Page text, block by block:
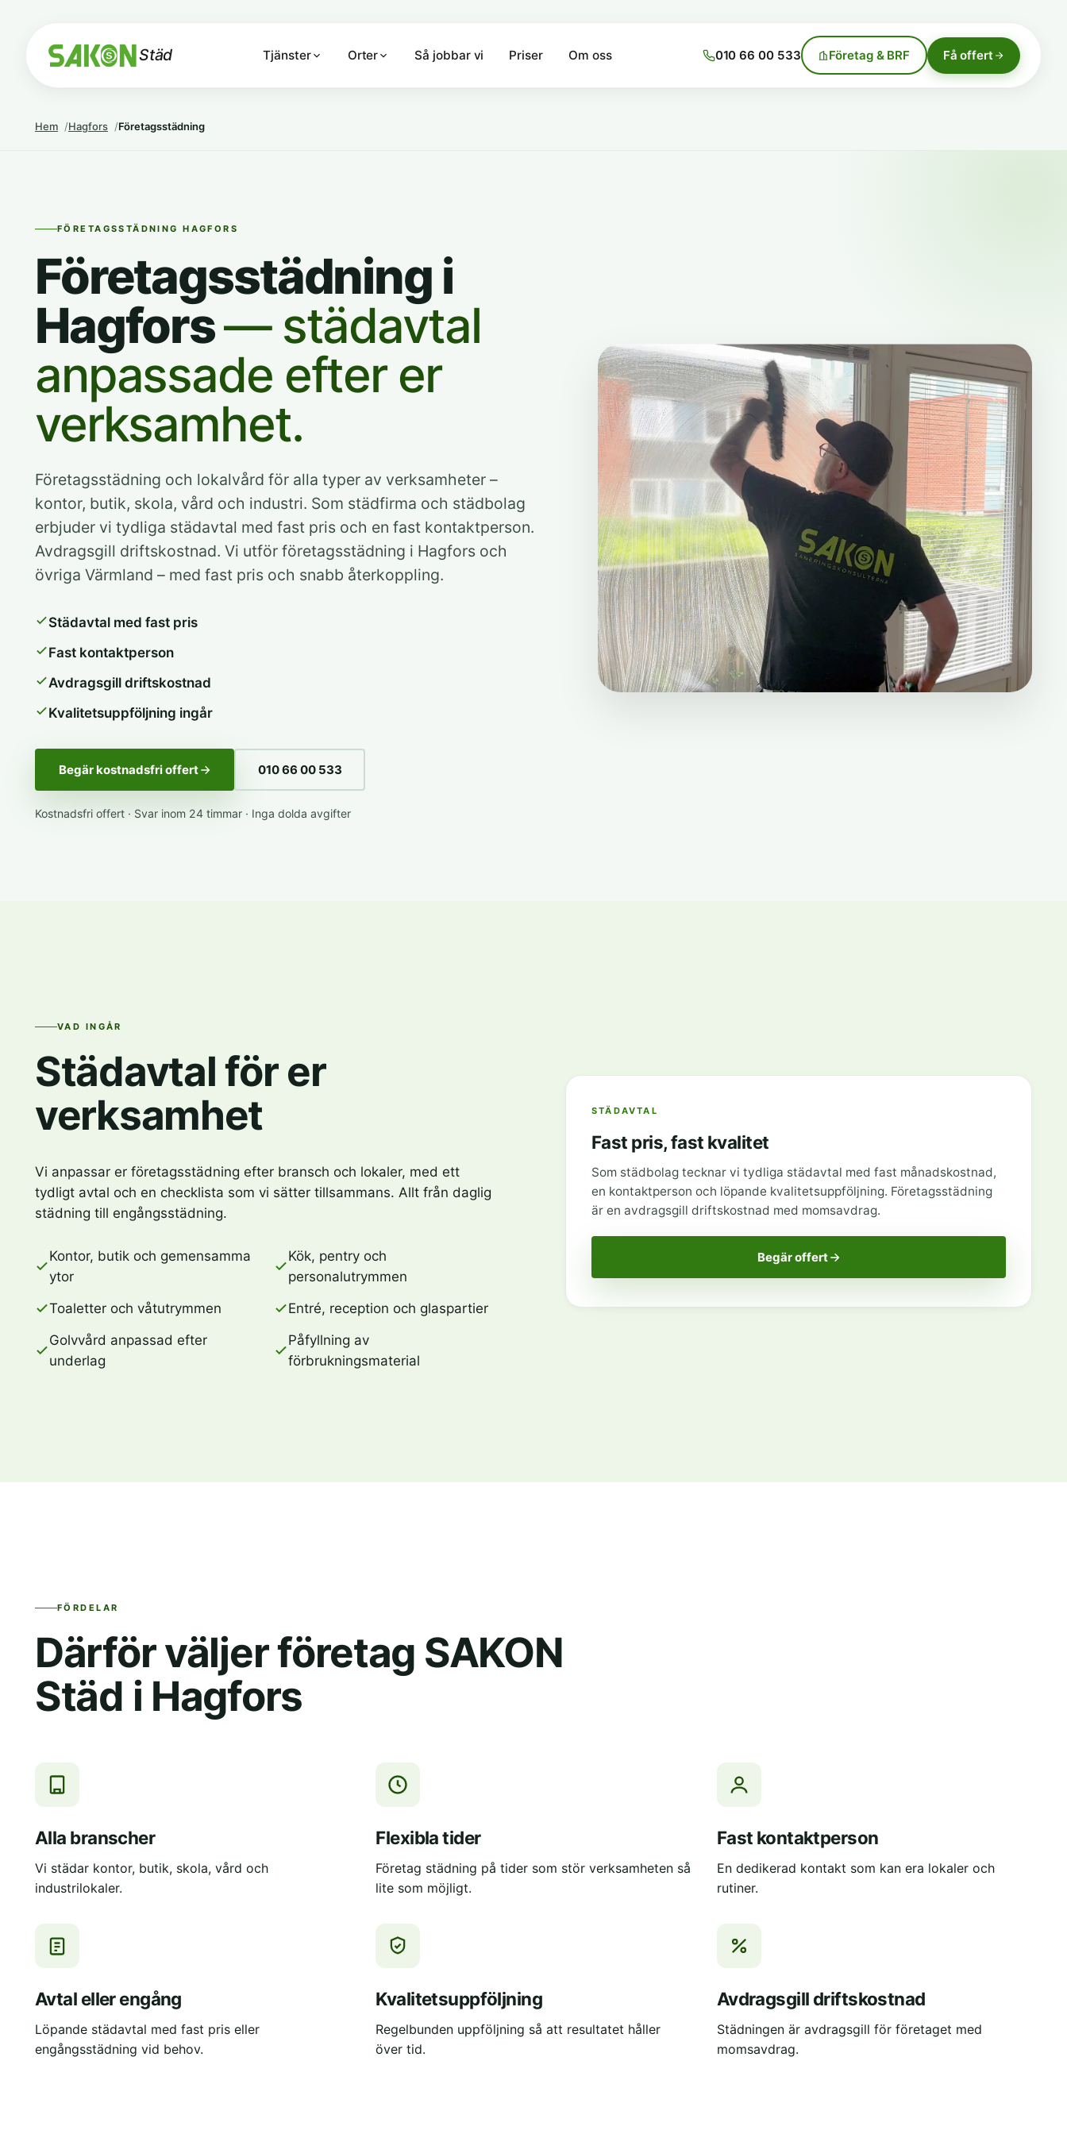
Städ Tjänster Orter Så jobbar vi Priser Om oss 010 66 00 533 Företag & BRF Få offert
Hem Hagfors Företagsstädning
FÖRETAGSSTÄDNING HAGFORS
Företagsstädning i
Hagfors— städavtal
anpassade efter er
verksamhet.
Företagsstädning och lokalvård för alla typer av verksamheter –
kontor, butik, skola, vård och industri. Som städfirma och städbolag
erbjuder vi tydliga städavtal med fast pris och en fast kontaktperson.
Avdragsgill driftskostnad. Vi utför företagsstädning i Hagfors och
övriga Värmland – med fast pris och snabb återkoppling.
Städavtal med fast pris
Fast kontaktperson
Avdragsgill driftskostnad
Kvalitetsuppföljning ingår
Begär kostnadsfri offert 010 66 00 533
Kostnadsfri offert · Svar inom 24 timmar · Inga dolda avgifter
VAD INGÅR
Städavtal för er
verksamhet
Vi anpassar er företagsstädning efter bransch och lokaler, med ett
tydligt avtal och en checklista som vi sätter tillsammans. Allt från daglig
städning till engångsstädning.
Kontor, butik och gemensamma
ytor
Kök, pentry och
personalutrymmen
Toaletter och våtutrymmen
Entré, reception och glaspartier
Golvvård anpassad efter
underlag
Påfyllning av
förbrukningsmaterial
STÄDAVTAL
Fast pris, fast kvalitet
Som städbolag tecknar vi tydliga städavtal med fast månadskostnad,
en kontaktperson och löpande kvalitetsuppföljning. Företagsstädning
är en avdragsgill driftskostnad med momsavdrag.
Begär offert
FÖRDELAR
Därför väljer företag SAKON
Städ i Hagfors
Alla branscher
Vi städar kontor, butik, skola, vård och
industrilokaler.
Flexibla tider
Företag städning på tider som stör verksamheten så
lite som möjligt.
Fast kontaktperson
En dedikerad kontakt som kan era lokaler och
rutiner.
Avtal eller engång
Löpande städavtal med fast pris eller
engångsstädning vid behov.
Kvalitetsuppföljning
Regelbunden uppföljning så att resultatet håller
över tid.
Avdragsgill driftskostnad
Städningen är avdragsgill för företaget med
momsavdrag.